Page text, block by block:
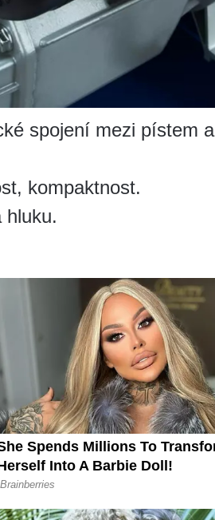
spojení mezi pístem a
kompaktnost.
hluku.